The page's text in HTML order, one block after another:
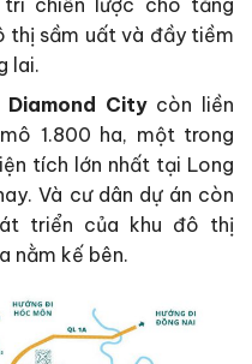
thị sầm uất và đầy tiềm
lai.
Citycòn liền
1.800 ha, một trong
tích lớn nhất tại Long
Và cư dân dự án còn
triển của khu đô thị
nằm kế bên.